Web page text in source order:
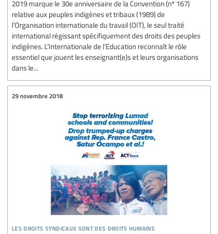
2019 marque le 30e anniversaire de la Convention (nº 167)
relative aux peuples indigènes et tribaux (1989) de
l’Organisation internationale du travail (OIT), le seul traité
international régissant spécifiquement des droits des peuples
indigènes. L’Internationale de l’Education reconnaît le rôle
essentiel que jouent les enseignant(e)s et leurs organisations
dans le...
les droits syndicaux sont des droits humains
29 novembre 2018